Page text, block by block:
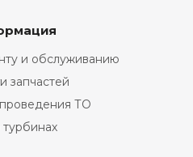
и обслуживанию
запчастей
ТО